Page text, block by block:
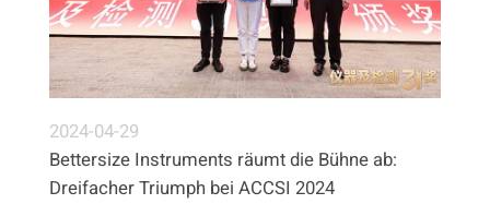
2024-04-29
Bettersize Instruments räumt die Bühne ab:
Dreifacher Triumph bei ACCSI 2024